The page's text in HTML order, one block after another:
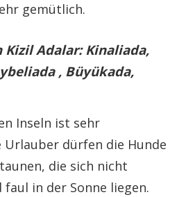
gemütlich.
Adalar: Kinaliada,
, Büyükada,
Inseln ist sehr
Urlauber dürfen die Hunde
die sich nicht
in der Sonne liegen.